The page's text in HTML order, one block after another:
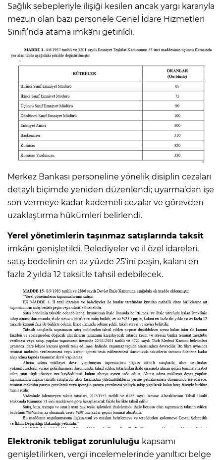
Sağlık sebepleriyle ilişiği kesilen ancak yargı kararıyla
mezun olan bazı personele Genel İdare Hizmetleri
Sınıfı’nda atama imkânı getirildi.
Merkez Bankası personeline yönelik disiplin cezaları
detaylı biçimde yeniden düzenlendi; uyarma’dan işe
son vermeye kadar kademeli cezalar ve görevden
uzaklaştırma hükümleri belirlendi.
Yerel yönetimlerin taşınmaz satışlarında taksit
imkânı genişletildi. Belediyeler ve il özel idareleri,
satış bedelinin en az yüzde 25’ini peşin, kalanı en
fazla 2 yılda 12 taksitle tahsil edebilecek.
Elektronik tebligat zorunluluğu kapsamı
genişletilirken, vergi incelemelerinde yanıltıcı belge